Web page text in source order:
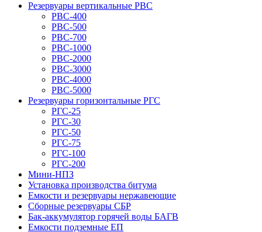
Резервуары вертикальные РВС
РВС-400
РВС-500
РВС-700
РВС-1000
РВС-2000
РВС-3000
РВС-4000
РВС-5000
Резервуары горизонтальные РГС
РГС-25
РГС-30
РГС-50
РГС-75
РГС-100
РГС-200
Мини-НПЗ
Установка производства битума
Емкости и резервуары нержавеющие
Сборные резервуары СБР
Бак-аккумулятор горячей воды БАГВ
Емкости подземные ЕП